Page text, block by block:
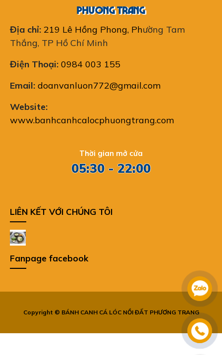
PHƯƠNG TRANG
Địa chỉ: 219 Lê Hồng Phong, Phường Tam
Thắng, TP Hồ Chí Minh
Điện Thoại: 0984 003 155
Email: doanvanluon772@gmail.com
Website:
www.banhcanhcalocphuongtrang.com
Thời gian mở cửa
05:30 - 22:00
LIÊN KẾT VỚI CHÚNG TÔI
Fanpage facebook
Copyright © BÁNH CANH CÁ LÓC NỒI ĐẤT PHƯƠNG TRANG